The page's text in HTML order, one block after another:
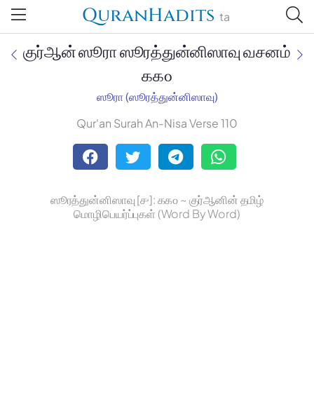
QuranHadits ta
Jan Trust Foundation
Mufti Omar Sheriff Qasimi,
குர்ஆன் ஸூரா ஸூரத்துன்னிஸாவு வசனம்
௧௧௦
ஸூரா (ஸூரத்துன்னிஸாவு)
Qur'an Surah An-Nisa Verse 110
ஸூரத்துன்னிஸாவு [௪]: ௧௧௦ ~ குர்ஆனின் தமிழ்
மொழிபெயர்ப்புகள் (Word By Word)